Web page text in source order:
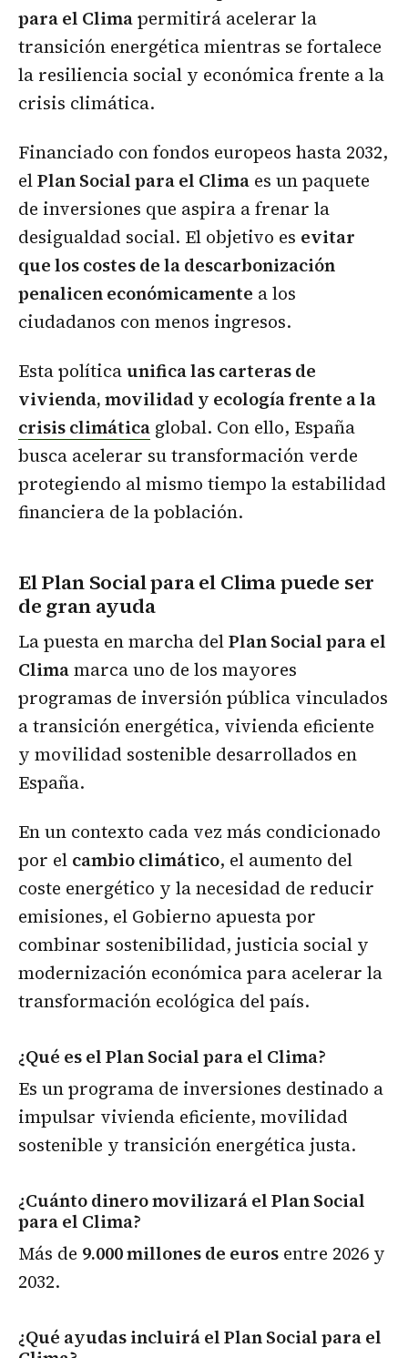
para el Climapermitirá acelerar la
transición energética mientras se fortalece
la resiliencia social y económica frente a la
crisis climática.
Financiado con fondos europeos hasta 2032,
elPlan Social para el Clima es un paquete
de inversiones que aspira a frenar la
desigualdad social. El objetivo es evitar
que los costes de la descarbonización
penalicen económicamente a los
ciudadanos con menos ingresos.
Esta políticaunifica las carteras de
vivienda, movilidad y ecología frente a la
crisis climática global. Con ello, España
busca acelerar su transformación verde
protegiendo al mismo tiempo la estabilidad
financiera de la población.
El Plan Social para el Clima puede ser
de gran ayuda
La puesta en marcha delPlan Social para el
Climamarca uno de los mayores
programas de inversión pública vinculados
a transición energética, vivienda eficiente
y movilidad sostenible desarrollados en
España.
En un contexto cada vez más condicionado
por el cambio climático, el aumento del
coste energético y la necesidad de reducir
emisiones, el Gobierno apuesta por
combinar sostenibilidad, justicia social y
modernización económica para acelerar la
transformación ecológica del país.
¿Qué es el Plan Social para el Clima?
Es un programa de inversiones destinado a
impulsar vivienda eficiente, movilidad
sostenible y transición energética justa.
¿Cuánto dinero movilizará el Plan Social
para el Clima?
Más de 9.000 millones de euros entre 2026 y
2032.
¿Qué ayudas incluirá el Plan Social para el